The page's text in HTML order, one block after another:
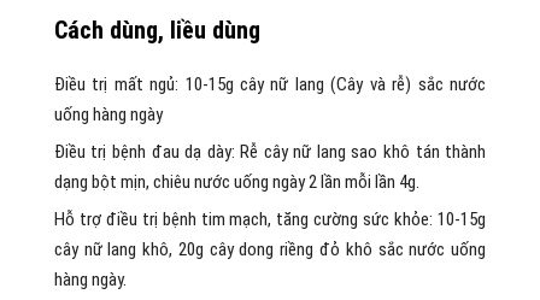
Cách dùng, liều dùng
Điều trị mất ngủ: 10-15g cây nữ lang (Cây và rễ) sắc nước
uống hàng ngày
Điều trị bệnh đau dạ dày: Rễ cây nữ lang sao khô tán thành
dạng bột mịn, chiêu nước uống ngày 2 lần mỗi lần 4g.
Hỗ trợ điều trị bệnh tim mạch, tăng cường sức khỏe: 10-15g
cây nữ lang khô, 20g cây dong riềng đỏ khô sắc nước uống
hàng ngày.